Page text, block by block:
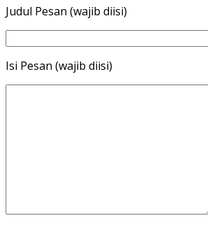
Judul Pesan (wajib diisi)
Isi Pesan (wajib diisi)